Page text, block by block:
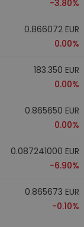
-3.80%
0.866072 EUR
0.00%
183.350 EUR
0.00%
0.865650 EUR
0.00%
0.087241000 EUR
-6.90%
0.865673 EUR
-0.10%